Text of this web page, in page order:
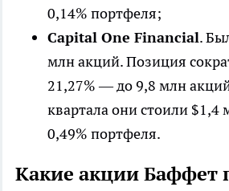
0,14% портфеля;
Capital One Financial.
млн акций. Позиция
21,27% — до 9,8 млн
квартала они стоили $1,4
0,49% портфеля.
Какие акции Баффет